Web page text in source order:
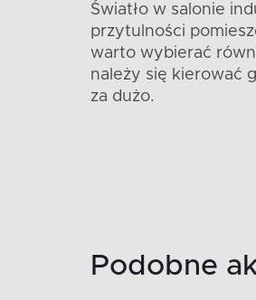
Światło w salonie
przytulności
warto wybierać
należy się kierować
za dużo.
Podobne